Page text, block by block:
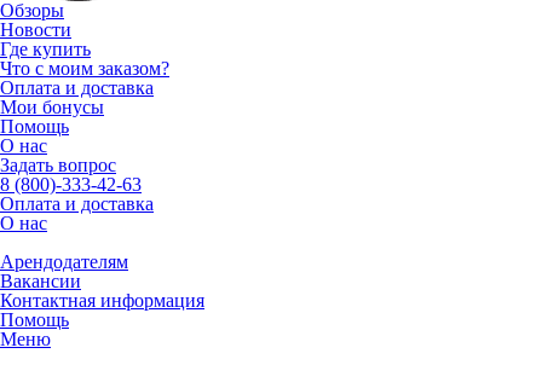
Обзоры
Новости
Где купить
Что с моим заказом?
Оплата и доставка
Мои бонусы
Помощь
О нас
Задать вопрос
8 (800)-333-42-63
Оплата и доставка
О нас
Арендодателям
Вакансии
Контактная информация
Помощь
Меню